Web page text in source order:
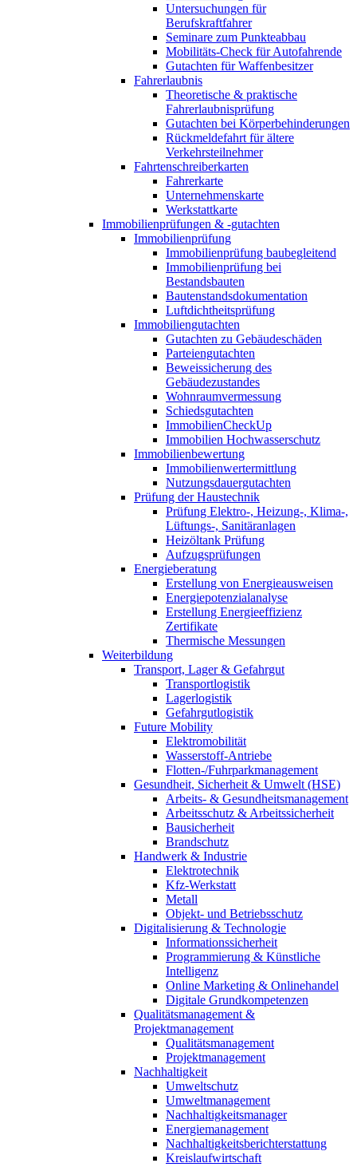
Untersuchungen für
Berufskraftfahrer
Seminare zum Punkteabbau
Mobilitäts-Check für Autofahrende
Gutachten für Waffenbesitzer
Fahrerlaubnis
Theoretische & praktische
Fahrerlaubnisprüfung
Gutachten bei Körperbehinderungen
Rückmeldefahrt für ältere
Verkehrsteilnehmer
Fahrtenschreiberkarten
Fahrerkarte
Unternehmenskarte
Werkstattkarte
Immobilienprüfungen & -gutachten
Immobilienprüfung
Immobilienprüfung baubegleitend
Immobilienprüfung bei
Bestandsbauten
Bautenstandsdokumentation
Luftdichtheitsprüfung
Immobiliengutachten
Gutachten zu Gebäudeschäden
Parteiengutachten
Beweissicherung des
Gebäudezustandes
Wohnraumvermessung
Schiedsgutachten
ImmobilienCheckUp
Immobilien Hochwasserschutz
Immobilienbewertung
Immobilienwertermittlung
Nutzungsdauergutachten
Prüfung der Haustechnik
Prüfung Elektro-, Heizung-, Klima-,
Lüftungs-, Sanitäranlagen
Heizöltank Prüfung
Aufzugsprüfungen
Energieberatung
Erstellung von Energieausweisen
Energiepotenzialanalyse
Erstellung Energieeffizienz
Zertifikate
Thermische Messungen
Weiterbildung
Transport, Lager & Gefahrgut
Transportlogistik
Lagerlogistik
Gefahrgutlogistik
Future Mobility
Elektromobilität
Wasserstoff-Antriebe
Flotten-/Fuhrparkmanagement
Gesundheit, Sicherheit & Umwelt (HSE)
Arbeits- & Gesundheitsmanagement
Arbeitsschutz & Arbeitssicherheit
Bausicherheit
Brandschutz
Handwerk & Industrie
Elektrotechnik
Kfz-Werkstatt
Metall
Objekt- und Betriebsschutz
Digitalisierung & Technologie
Informationssicherheit
Programmierung & Künstliche
Intelligenz
Online Marketing & Onlinehandel
Digitale Grundkompetenzen
Qualitätsmanagement &
Projektmanagement
Qualitätsmanagement
Projektmanagement
Nachhaltigkeit
Umweltschutz
Umweltmanagement
Nachhaltigkeitsmanager
Energiemanagement
Nachhaltigkeitsberichterstattung
Kreislaufwirtschaft